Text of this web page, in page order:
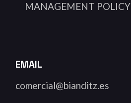
MANAGEMENT POLICY
EMAIL
comercial@bianditz.es